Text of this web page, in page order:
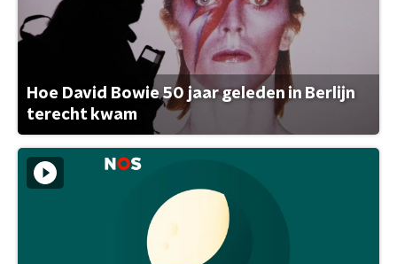
Hoe David Bowie 50 jaar geleden in Berlijn
terecht kwam